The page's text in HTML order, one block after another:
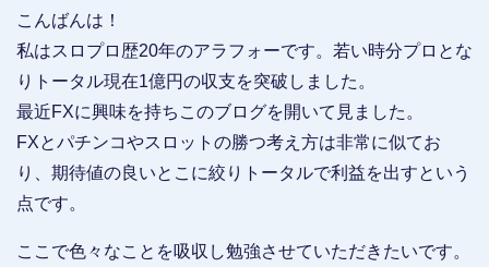
こんばんは！
私はスロプロ歴20年のアラフォーです。若い時分プロとな
りトータル現在1億円の収支を突破しました。
最近FXに興味を持ちこのブログを開いて見ました。
FXとパチンコやスロットの勝つ考え方は非常に似てお
り、期待値の良いとこに絞りトータルで利益を出すという
点です。
ここで色々なことを吸収し勉強させていただきたいです。